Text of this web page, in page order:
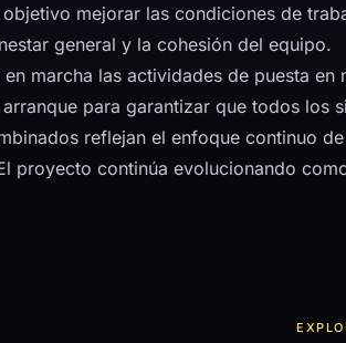
mejorar las condiciones de
general y la cohesión del equipo.
en marcha las actividades de puesta
para garantizar que todos los
reflejan el enfoque continuo
proyecto continúa evolucionando